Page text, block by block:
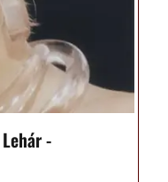
Lehár -